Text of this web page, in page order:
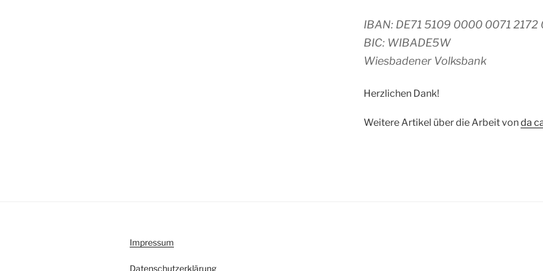
IBAN: DE71 5109 0000 0071 2172
BIC: WIBADE5W
Wiesbadener Volksbank
Herzlichen Dank!
Weitere Artikel über die Arbeit vonda
Impressum
Datenschutzerklärung